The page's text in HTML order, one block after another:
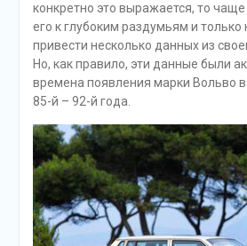
конкретно это выражается, то
его к глубоким раздумьям и только
привести несколько данных из
Но, как правило, эти данные были
времена появления марки Вольво
85-й – 92-й года.